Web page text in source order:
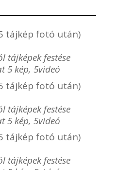
tájkép fotó után)
tájképek festése
5 kép, 5videó
tájkép fotó után)
tájképek festése
5 kép, 5videó
tájkép fotó után)
tájképek festése